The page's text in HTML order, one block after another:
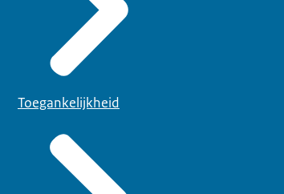
Toegankelijkheid